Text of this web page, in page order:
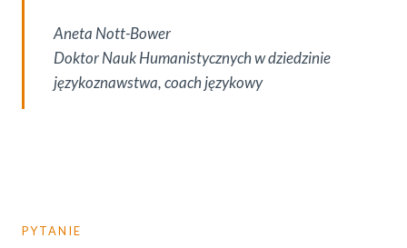
Aneta Nott-Bower
Doktor Nauk Humanistycznych w dziedzinie
językoznawstwa, coach językowy
PYTANIE